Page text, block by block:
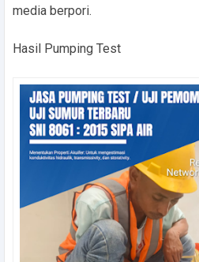
media berpori.
Hasil Pumping Test